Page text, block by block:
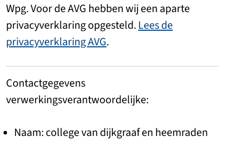
Wpg. Voor de AVG hebben wij een aparte
privacyverklaring opgesteld. Lees de
privacyverklaring AVG.
Contactgegevens
verwerkingsverantwoordelijke:
Naam: college van dijkgraaf en heemraden